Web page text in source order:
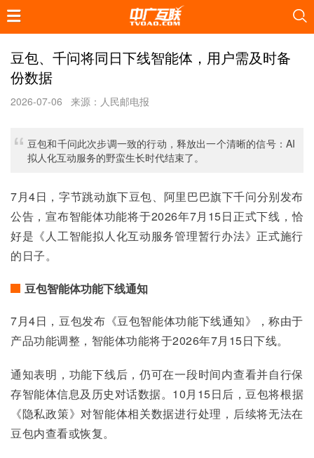
豆包、千问将同日下线智能体，用户需及时备
份数据
2026-07-06 来源：人民邮电报
豆包和千问此次步调一致的行动，释放出一个清晰的信号：AI
拟人化互动服务的野蛮生长时代结束了。
7月4日，字节跳动旗下豆包、阿里巴巴旗下千问分别发布
公告，宣布智能体功能将于2026年7月15日正式下线，恰
好是《人工智能拟人化互动服务管理暂行办法》正式施行
的日子。
豆包智能体功能下线通知
7月4日，豆包发布《豆包智能体功能下线通知》，称由于
产品功能调整，智能体功能将于2026年7月15日下线。
通知表明，功能下线后，仍可在一段时间内查看并自行保
存智能体信息及历史对话数据。10月15日后，豆包将根据
《隐私政策》对智能体相关数据进行处理，后续将无法在
豆包内查看或恢复。